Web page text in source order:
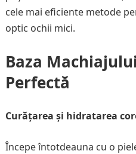
cele mai eficiente metode
optic ochii mici.
Baza
Perfectă
Curățarea și hidratarea
Începe întotdeauna cu o